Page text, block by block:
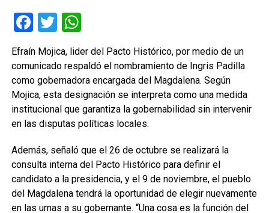
Facebook
TwitterWhatsApp
Efraín Mojica, lider del Pacto Histórico, por medio de un
comunicado respaldó el nombramiento de Ingris Padilla
como gobernadora encargada del Magdalena. Según
Mojica, esta designación se interpreta como una medida
institucional que garantiza la gobernabilidad sin intervenir
en las disputas políticas locales.
Además, señaló que el 26 de octubre se realizará la
consulta interna del Pacto Histórico para definir el
candidato a la presidencia, y el 9 de noviembre, el pueblo
del Magdalena tendrá la oportunidad de elegir nuevamente
en las urnas a su gobernante. “Una cosa es la función del